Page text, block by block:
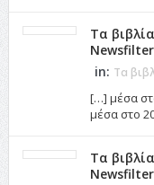
Τα
Newsfilter
in: Τα
[…] μέσα
μέσα στο
Τα
Newsfilter